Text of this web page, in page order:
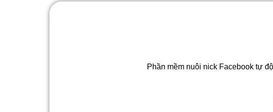
Phần mềm nuôi nick Facebook tự